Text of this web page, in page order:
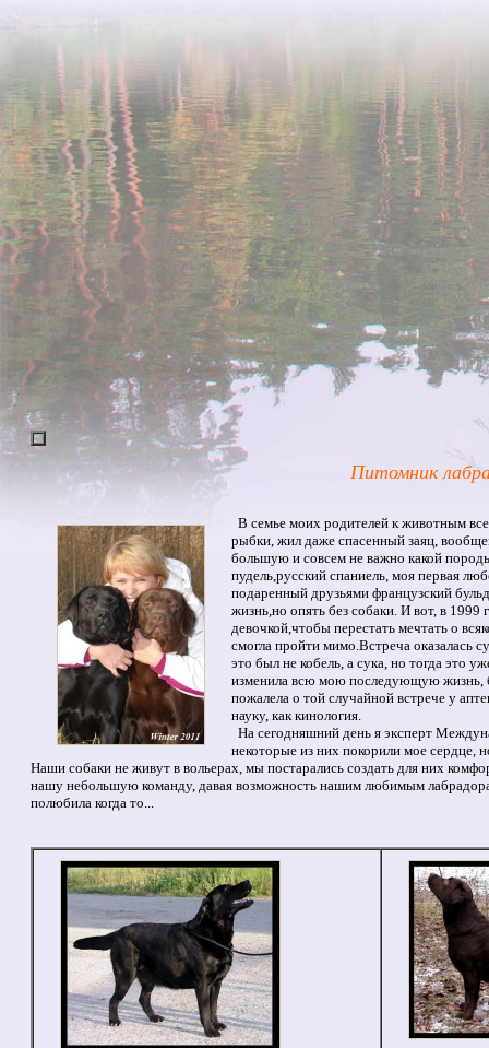
Питомник
В семье моих родителей к животным
рыбки, жил даже спасенный заяц,
большую и совсем не важно какой
пудель,русский спаниель, моя первая
подаренный друзьями французский
жизнь,но опять без собаки. И вот, в 1999
девочкой,чтобы перестать мечтать о
смогла пройти мимо.Встреча оказалась
это был не кобель, а сука, но тогда это
изменила всю мою последующую жизнь,
пожалела о той случайной встрече у
науку, как кинология.
На сегодняшний день я эксперт
некоторые из них покорили мое сердце,
Наши собаки не живут в вольерах, мы постарались создать для них
нашу небольшую команду, давая возможность нашим любимым
полюбила когда то...